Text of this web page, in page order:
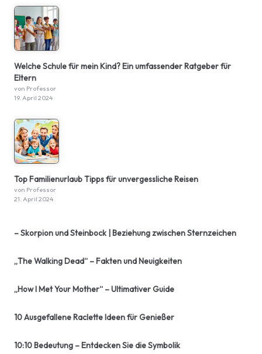
Welche Schule für mein Kind? Ein umfassender Ratgeber für
Eltern
von Professor
19. April 2024
Top Familienurlaub Tipps für unvergessliche Reisen
von Professor
21. April 2024
– Skorpion und Steinbock | Beziehung zwischen Sternzeichen
„The Walking Dead“ – Fakten und Neuigkeiten
„How I Met Your Mother“ – Ultimativer Guide
10 Ausgefallene Raclette Ideen für Genießer
10:10 Bedeutung – Entdecken Sie die Symbolik